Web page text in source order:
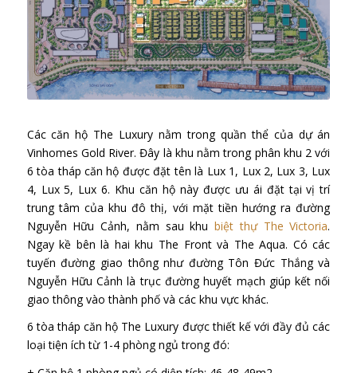
Các căn hộ The Luxury nằm trong quần thể của dự án
Vinhomes Gold River. Đây là khu nằm trong phân khu 2 với
6 tòa tháp căn hộ được đặt tên là Lux 1, Lux 2, Lux 3, Lux
4, Lux 5, Lux 6. Khu căn hộ này được ưu ái đặt tại vị trí
trung tâm của khu đô thị, với mặt tiền hướng ra đường
Nguyễn Hữu Cảnh, nằm sau khubiệt thự The Victoria.
Ngay kề bên là hai khu The Front và The Aqua. Có các
tuyến đường giao thông như đường Tôn Đức Thắng và
Nguyễn Hữu Cảnh là trục đường huyết mạch giúp kết nối
giao thông vào thành phố và các khu vực khác.
6 tòa tháp căn hộ The Luxury được thiết kế với đầy đủ các
loại tiện ích từ 1-4 phòng ngủ trong đó: